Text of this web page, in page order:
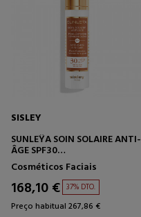
SISLEY
SUNLEŸA SOIN SOLAIRE ANTI-
ÂGE SPF30
CREME PROTETOR
ANTIENVELHECIMENTO
Cosméticos Faciais
168,10 € 37% DTO.
Preço habitual 267,86 €